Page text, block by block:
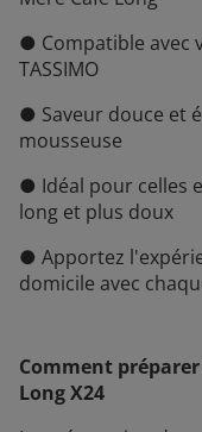
● Compatible avec
TASSIMO
● Saveur douce et
mousseuse
● Idéal pour celles
long et plus doux
● Apportez
domicile avec
Comment
Long X24